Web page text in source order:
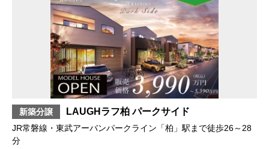
新築分譲 LAUGHラフ柏 パークサイド
JR常磐線・東武アーバンパークライン「柏」駅まで徒歩26～28
分